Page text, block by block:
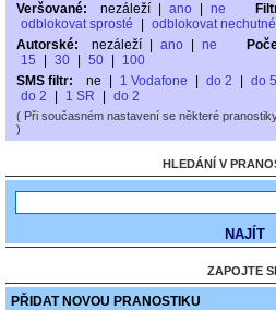
Veršované:
nezáleží ano ne
odblokovat sprosté
odblokovat nechutné
Autorské:
nezáleží ano ne
15
30 50
100
SMS filtr:
ne 1 Vodafone do 2 do 5
do 2
1 SR do 2
( Při současném nastavení se některé
)
HLEDÁNÍ V
ZAPOJTE
PŘIDAT NOVOU PRANOSTIKU